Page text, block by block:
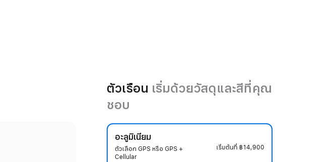
ตัวเรือน เริ่มด้วยวัสดุและสีที่คุณ
ชอบ
อะลูมิเนียม
ตัวเลือก GPS หรือ GPS +
Cellular
เริ่มต้นที่ ฿14,900